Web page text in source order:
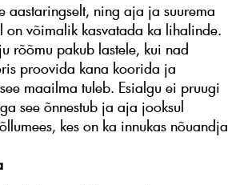
aastaringselt, ning aja ja suurema
on võimalik kasvatada ka lihalinde.
rõõmu pakub lastele, kui nad
proovida kana koorida ja
maailma tuleb. Esialgu ei pruugi
see õnnestub ja aja jooksul
kes on ka innukas nõuandja